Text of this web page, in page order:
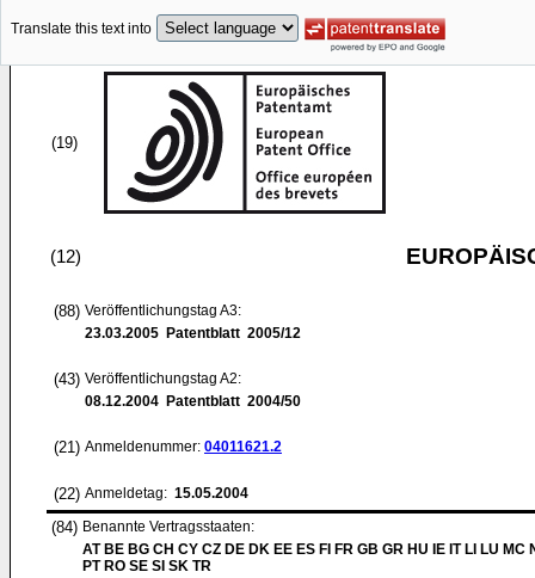
Translate this text into
(19)
(12)
(88) Veröffentlichungstag A3:
23.03.2005 Patentblatt 2005/12
(43) Veröffentlichungstag A2:
08.12.2004 Patentblatt 2004/50
(21) Anmeldenummer: 04011621.2
(22) Anmeldetag: 15.05.2004
(84) Benannte Vertragsstaaten:
AT BE BG CH CY CZ DE DK EE ES FI FR GB GR HU IE IT LI LU MC
PT RO SE SI SK TR